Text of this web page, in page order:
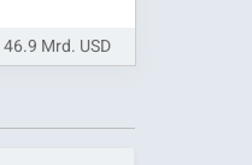
46.9 Mrd. USD